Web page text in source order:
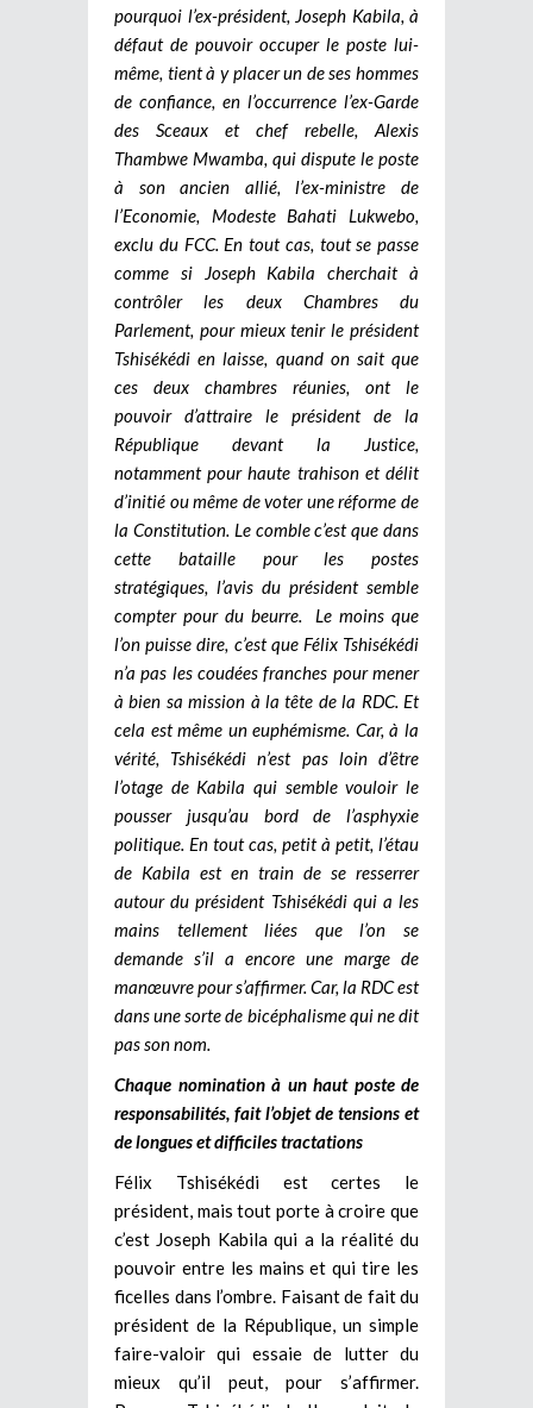
pourquoi l’ex-président, Joseph Kabila, à
défaut de pouvoir occuper le poste lui-
même, tient à y placer un de ses hommes
de confiance, en l’occurrence l’ex-Garde
des Sceaux et chef rebelle, Alexis
Thambwe Mwamba, qui dispute le poste
à son ancien allié, l’ex-ministre de
l’Economie, Modeste Bahati Lukwebo,
exclu du FCC. En tout cas, tout se passe
comme si Joseph Kabila cherchait à
contrôler les deux Chambres du
Parlement, pour mieux tenir le président
Tshisékédi en laisse, quand on sait que
ces deux chambres réunies, ont le
pouvoir d’attraire le président de la
République devant la Justice,
notamment pour haute trahison et délit
d’initié ou même de voter une réforme de
la Constitution. Le comble c’est que dans
cette bataille pour les postes
stratégiques, l’avis du président semble
compter pour du beurre. Le moins que
l’on puisse dire, c’est que Félix Tshisékédi
n’a pas les coudées franches pour mener
à bien sa mission à la tête de la RDC. Et
cela est même un euphémisme. Car, à la
vérité, Tshisékédi n’est pas loin d’être
l’otage de Kabila qui semble vouloir le
pousser jusqu’au bord de l’asphyxie
politique. En tout cas, petit à petit, l’étau
de Kabila est en train de se resserrer
autour du président Tshisékédi qui a les
mains tellement liées que l’on se
demande s’il a encore une marge de
manœuvre pour s’affirmer. Car, la RDC est
dans une sorte de bicéphalisme qui ne dit
pas son nom.
Chaque nomination à un haut poste de
responsabilités, fait l’objet de tensions et
de longues et difficiles tractations
Félix Tshisékédi est certes le
président, mais tout porte à croire que
c’est Joseph Kabila qui a la réalité du
pouvoir entre les mains et qui tire les
ficelles dans l’ombre. Faisant de fait du
président de la République, un simple
faire-valoir qui essaie de lutter du
mieux qu’il peut, pour s’affirmer.